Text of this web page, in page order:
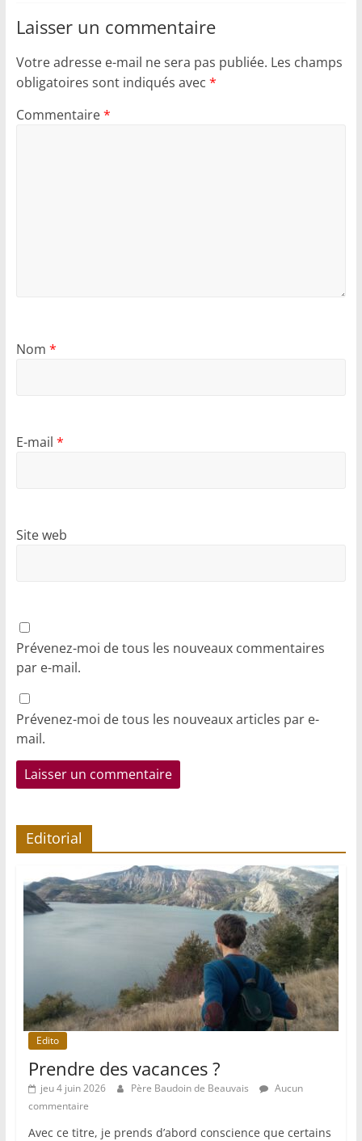
Laisser un commentaire
Votre adresse e-mail ne sera pas publiée. Les champs
obligatoires sont indiqués avec *
Commentaire*
Nom *
E-mail *
Site web
Prévenez-moi de tous les nouveaux commentaires
par e-mail.
Prévenez-moi de tous les nouveaux articles par e-
mail.
Editorial
Edito
Prendre des vacances ?
jeu 4 juin 2026 Père Baudoin de Beauvais
Aucun
commentaire
Avec ce titre, je prends d’abord conscience que certains